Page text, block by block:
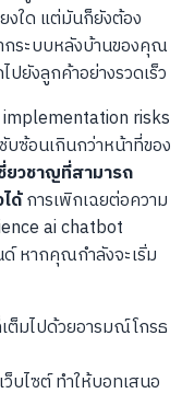
งใด แต่มันก็ยังต้อง
ระบบหลังบ้านของคุณ
ยังลูกค้าอย่างรวดเร็ว
risks
ซ้อนเกินกว่าหน้าที่ของ
ยวชาญที่สามารถ
ด้การเพิกเฉยต่อความ
ai chatbot
หากคุณกำลังจะเริ่ม
ต็มไปด้วยอารมณ์โกรธ
บไซต์ ทำให้บอทเสนอ